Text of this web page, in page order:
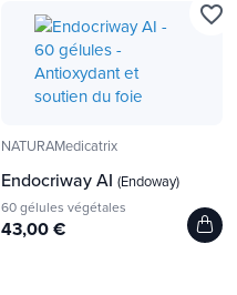
NATURAMedicatrix
Endocriway AI (Endoway)
60 gélules végétales
43,00 €
favorite_border